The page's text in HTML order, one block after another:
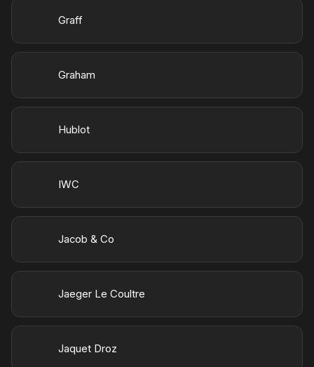
Graff
Graham
Hublot
IWC
Jacob & Co
Jaeger Le Coultre
Jaquet Droz